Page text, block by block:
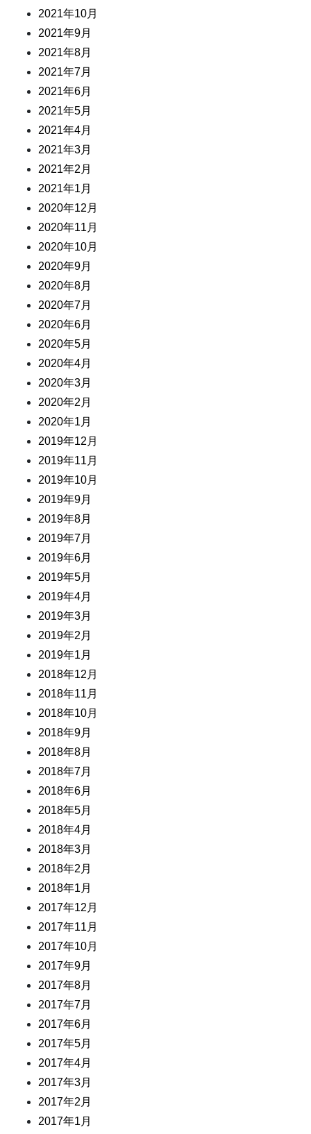
2021年10月
2021年9月
2021年8月
2021年7月
2021年6月
2021年5月
2021年4月
2021年3月
2021年2月
2021年1月
2020年12月
2020年11月
2020年10月
2020年9月
2020年8月
2020年7月
2020年6月
2020年5月
2020年4月
2020年3月
2020年2月
2020年1月
2019年12月
2019年11月
2019年10月
2019年9月
2019年8月
2019年7月
2019年6月
2019年5月
2019年4月
2019年3月
2019年2月
2019年1月
2018年12月
2018年11月
2018年10月
2018年9月
2018年8月
2018年7月
2018年6月
2018年5月
2018年4月
2018年3月
2018年2月
2018年1月
2017年12月
2017年11月
2017年10月
2017年9月
2017年8月
2017年7月
2017年6月
2017年5月
2017年4月
2017年3月
2017年2月
2017年1月